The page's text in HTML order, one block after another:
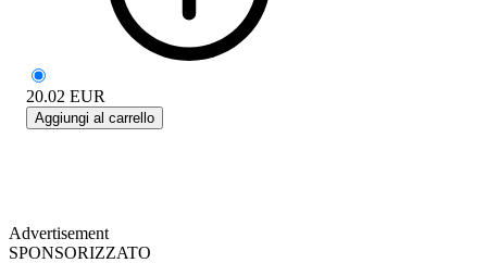
20.02 EUR
Aggiungi al carrello
Advertisement
SPONSORIZZATO